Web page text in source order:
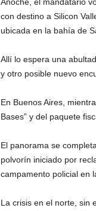
con destino a Silicon
ubicada en la bahía de
Allí lo espera una
y otro posible nuevo
En Buenos Aires,
Bases” y del paquete
El panorama se
polvorín iniciado por
campamento policial en
La crisis en el norte, sin